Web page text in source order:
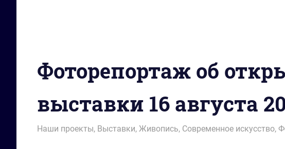
Фоторепортаж об
выставки 16 августа
15.09.2019
wol.ru
Наши проекты, Выставки, Живопись, Современное искусство,